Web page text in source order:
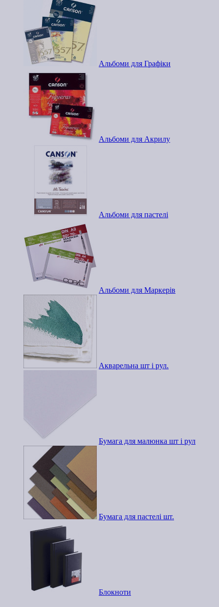
Альбоми для Графіки
Альбоми для Акрилу
Альбоми для пастелі
Альбоми для Маркерів
Акварельна шт і рул.
Бумага для малюнка шт і рул
Бумага для пастелі шт.
Блокноти